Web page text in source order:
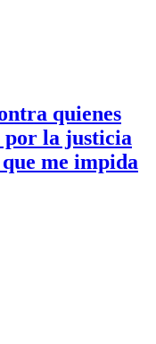
quienes
por la justicia
me impida